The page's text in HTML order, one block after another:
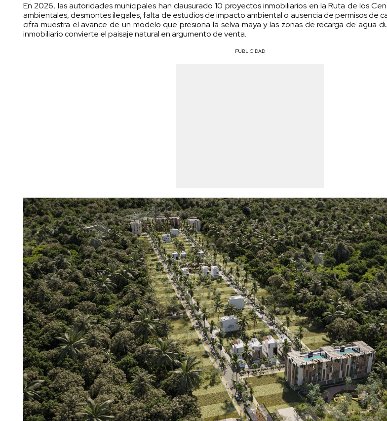
En 2026, las autoridades municipales han clausurado 10 proyectos inmobiliarios en la Ruta de los
ambientales, desmontes ilegales, falta de estudios de impacto ambiental o ausencia de permisos de
cifra muestra el avance de un modelo que presiona la selva maya y las zonas de recarga de agua
inmobiliario convierte el paisaje natural en argumento de venta.
PUBLICIDAD